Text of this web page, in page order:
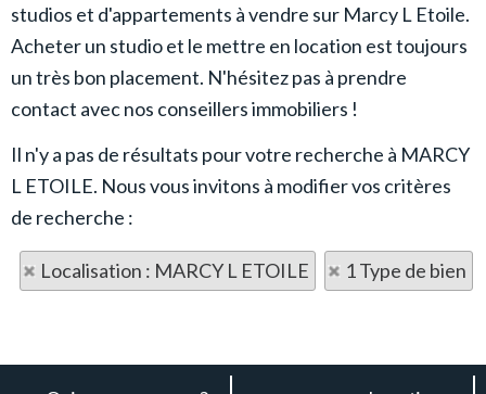
studios et d'appartements à vendre sur Marcy L Etoile.
Acheter un studio et le mettre en location est toujours
un très bon placement. N'hésitez pas à prendre
contact avec nos conseillers immobiliers !
Il n'y a pas de résultats pour votre recherche à MARCY
L ETOILE. Nous vous invitons à modifier vos critères
de recherche :
Localisation : MARCY L ETOILE 1 Type de bien